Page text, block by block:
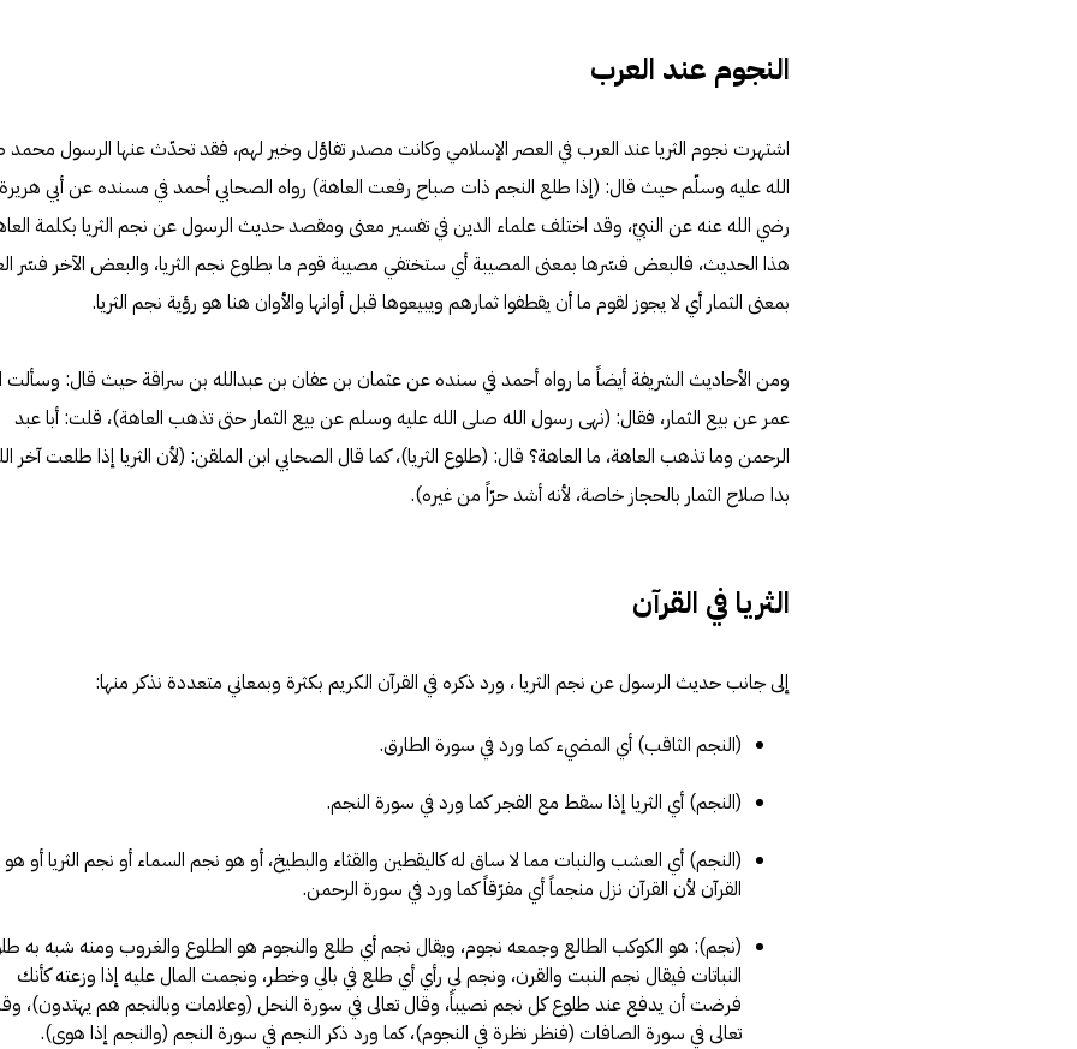
النجوم عند العرب
اشتهرت نجوم الثريا عند العرب في العصر الإسلامي وكانت مصدر تفاؤل وخير لهم، فقد تحدّث عنها الرسول
الله عليه وسلّم حيث قال: (إذا طلع النجم ذات صباح رفعت العاهة) رواه الصحابي أحمد في مسنده عن أبي هريرة
رضي الله عنه عن النبيّ، وقد اختلف علماء الدين في تفسير معنى ومقصد حديث الرسول عن نجم الثريا بكلمة
هذا الحديث، فالبعض فسّرها بمعنى المصيبة أي ستختفي مصيبة قوم ما بطلوع نجم الثريا، والبعض الآخر فسّر
بمعنى الثمار أي لا يجوز لقوم ما أن يقطفوا ثمارهم ويبيعوها قبل أوانها والأوان هنا هو رؤية نجم الثريا.
ومن الأحاديث الشريفة أيضاً ما رواه أحمد في سنده عن عثمان بن عفان بن عبدالله بن سراقة حيث قال: وسألت
عمر عن بيع الثمار، فقال: (نهى رسول الله صلى الله عليه وسلم عن بيع الثمار حتى تذهب العاهة)، قلت: أبا عبد
الرحمن وما تذهب العاهة، ما العاهة؟ قال: (طلوع الثريا)، كما قال الصحابي ابن الملقن: (لأن الثريا إذا طلعت آخر
بدا صلاح الثمار بالحجاز خاصة، لأنه أشد حرّاً من غيره).
الثريا في القرآن
إلى جانب حديث الرسول عن نجم الثريا ، ورد ذكره في القرآن الكريم بكثرة وبمعاني متعددة نذكر منها:
(النجم الثاقب) أي المضيء كما ورد في سورة الطارق.
(النجم) أي الثريا إذا سقط مع الفجر كما ورد في سورة النجم.
(النجم) أي العشب والنبات مما لا ساق له كاليقطين والقثاء والبطيخ، أو هو نجم السماء أو نجم الثريا أو هو
القرآن لأن القرآن نزل منجماً أي مفرّقاً كما ورد في سورة الرحمن.
(نجم): هو الكوكب الطالع وجمعه نجوم، ويقال نجم أي طلع والنجوم هو الطلوع والغروب ومنه شبه به
النباتات فيقال نجم النبت والقرن، ونجم لي رأي أي طلع في بالي وخطر، ونجمت المال عليه إذا وزعته كأنك
فرضت أن يدفع عند طلوع كل نجم نصيباً، وقال تعالى في سورة النحل (وعلامات وبالنجم هم يهتدون)،
تعالى في سورة الصافات (فنظر نظرة في النجوم)، كما ورد ذكر النجم في سورة النجم (والنجم إذا هوى).